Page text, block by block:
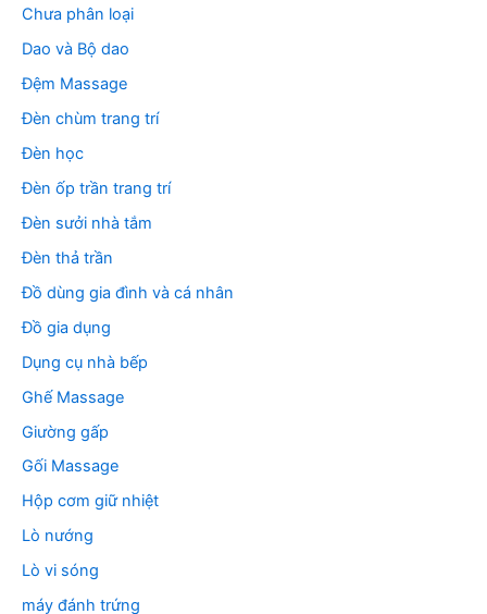
Chưa phân loại
Dao và Bộ dao
Đệm Massage
Đèn chùm trang trí
Đèn học
Đèn ốp trần trang trí
Đèn sưởi nhà tắm
Đèn thả trần
Đồ dùng gia đình và cá nhân
Đồ gia dụng
Dụng cụ nhà bếp
Ghế Massage
Giường gấp
Gối Massage
Hộp cơm giữ nhiệt
Lò nướng
Lò vi sóng
máy đánh trứng